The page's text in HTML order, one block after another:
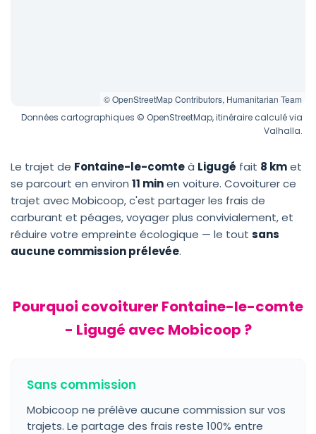
© OpenStreetMap Contributors, Humanitarian Team
Données cartographiques © OpenStreetMap, itinéraire calculé via
Valhalla.
Le trajet de Fontaine-le-comteà Ligugé fait 8 kmet
se parcourt en environ 11 minen voiture. Covoiturer ce
trajet avec Mobicoop, c'est partager les frais de
carburant et péages, voyager plus convivialement, et
réduire votre empreinte écologique — le tout sans
aucune commission prélevée.
Pourquoi covoiturer Fontaine-le-comte
- Ligugé avec Mobicoop ?
Sans commission
Mobicoop ne prélève aucune commission sur vos
trajets. Le partage des frais reste 100% entre